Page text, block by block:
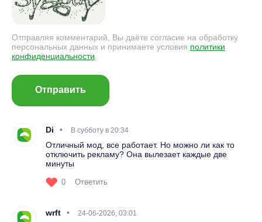
Отправляя комментарий, Вы даёте согласие на обработку
персональных данных и принимаете условия политики
конфиденциальности
Отправить
Di В субботу в 20:34
Отличный мод, все работает. Но можно ли как то
отключить рекламу? Она вылезает каждые две
минуты
0 Ответить
wrft 24-06-2026, 03:01